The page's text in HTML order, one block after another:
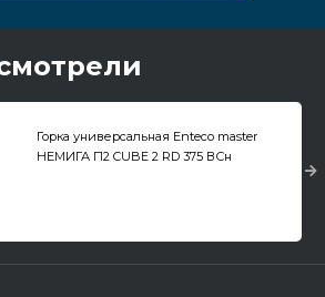
Горка универсальная Enteco master
НЕМИГА П2 CUBE 2 RD 375 ВСн